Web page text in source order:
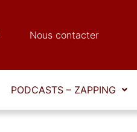
Nous contacter
PODCASTS – ZAPPING